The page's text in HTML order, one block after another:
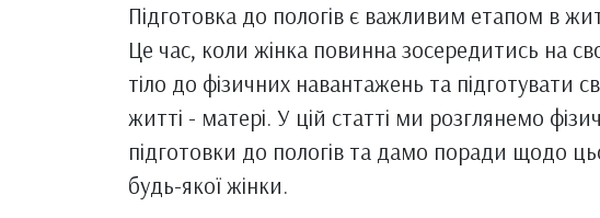
Підготовка до пологів є важливим етапом в
Це час, коли жінка повинна зосередитись на
тіло до фізичних навантажень та підготувати
житті - матері. У цій статті ми розглянемо
підготовки до пологів та дамо поради щодо
будь-якої жінки.